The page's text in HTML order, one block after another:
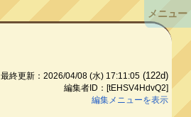
最終更新：2026/04/08 (水) 17:11:05 (122d)
編集者ID：[tEHSV4HdvQ2]
編集メニューを表示
メニュー